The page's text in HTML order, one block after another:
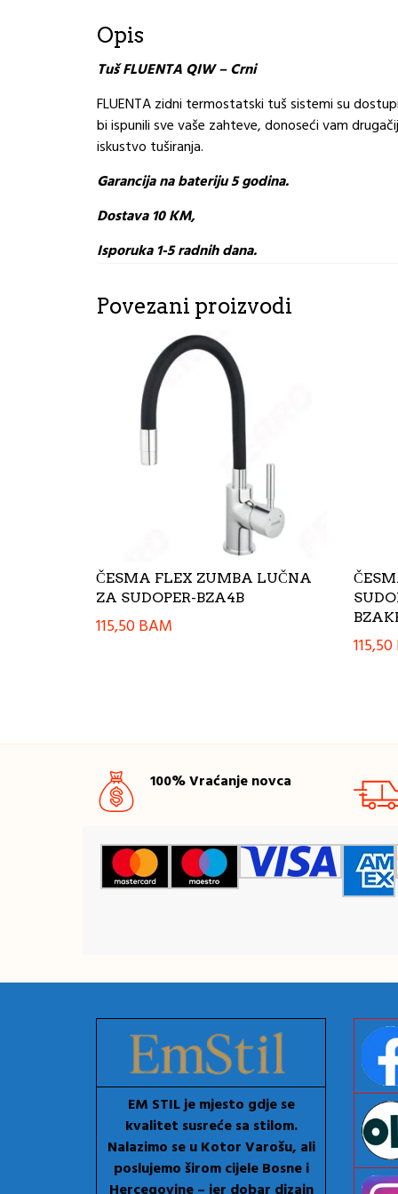
Opis
Tuš FLUENTA QIW – Crni
FLUENTA zidni termostatski tuš sistemi su
bi ispunili sve vaše zahteve, donoseći vam
iskustvo tuširanja.
Garancija na bateriju 5 godina.
Dostava 10 KM,
Isporuka 1-5 radnih dana.
Povezani proizvodi
ČESMA FLEX ZUMBA LUČNA
ZA SUDOPER-BZA4B
115,50BAM
115,50
100% Vraćanje novca
EM STIL je mjesto gdje se
kvalitet susreće sa stilom.
Nalazimo se u Kotor Varošu, ali
poslujemo širom cijele Bosne i